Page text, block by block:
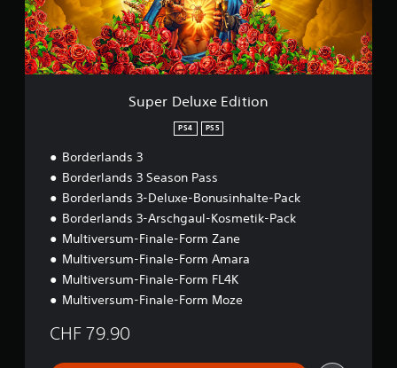
u
x
e
E
d
Super Deluxe Edition
PS4 PS5
Borderlands 3
Borderlands 3 Season Pass
Borderlands 3-Deluxe-Bonusinhalte-Pack
Borderlands 3-Arschgaul-Kosmetik-Pack
Multiversum-Finale-Form Zane
Multiversum-Finale-Form Amara
Multiversum-Finale-Form FL4K
Multiversum-Finale-Form Moze
CHF 79.90